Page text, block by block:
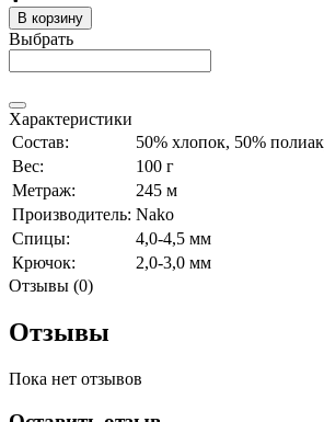
В корзину
Выбрать
Характеристики
Состав:
50% хлопок, 50%
Вес:
100 г
Метраж:
245 м
Производитель: Nako
Спицы:
4,0-4,5 мм
Крючок:
2,0-3,0 мм
Отзывы (0)
Отзывы
Пока нет отзывов